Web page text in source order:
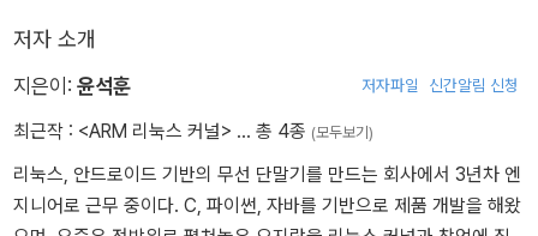
저자 소개
지은이: 윤석훈 저자파일 신간알림 신청
최근작 : <ARM 리눅스 커널> … 총 4종 (모두보기)
리눅스, 안드로이드 기반의 무선 단말기를 만드는 회사에서 3년차 엔
지니어로 근무 중이다. C, 파이썬, 자바를 기반으로 제품 개발을 해왔